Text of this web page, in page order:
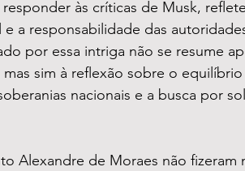
às críticas de Musk,
a responsabilidade das
por essa intriga não se resume
sim à reflexão sobre o
nacionais e a busca por
Alexandre de Moraes não fizeram